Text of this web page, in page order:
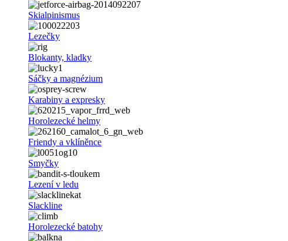
Skialpinismus
Lezečky
Blokanty, kladky
Sáčky a magnézium
Karabiny a expresky
Horolezecké helmy
Friendy a vklíněnce
Smyčky
Lezení v ledu
Slackline
Horolezecké batohy